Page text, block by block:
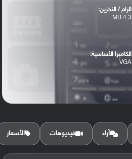
الرام / التخزين:
4.3 MB
الكاميرا الأساسية:
VGA
آراء فيديوهات الأسعار